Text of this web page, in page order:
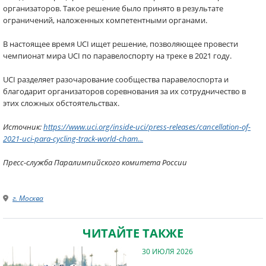
организаторов. Такое решение было принято в результате
ограничений, наложенных компетентными органами.
В настоящее время UCI ищет решение, позволяющее провести
чемпионат мира UCI по паравелоспорту на треке в 2021 году.
UCI разделяет разочарование сообщества паравелоспорта и
благодарит организаторов соревнования за их сотрудничество в
этих сложных обстоятельствах.​
Источник:https://www.uci.org/inside-uci/press-releases/cancellation-of-
2021-uci-para-cycling-track-world-cham...
Пресс-служба Паралимпийского комитета России
г. Москва
ЧИТАЙТЕ ТАКЖЕ
30 ИЮЛЯ 2026